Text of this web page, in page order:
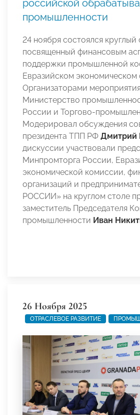
российской
промышленности
24 ноября состоялся круглый
посвященный финансовым
поддержки промышленной
Евразийском экономическом
Организаторами
Министерство
России и Торгово-
Модерировал обсуждения
президента ТПП РФ Дмитрий
дискуссии участвовали
Минпромторга России,
экономической комиссии,
организаций и
РОССИИ» на круглом столе
заместитель Председателя
промышленности Иван
26 Ноября 2025
ОТРАСЛЕВОЕ РАЗВИТИЕ